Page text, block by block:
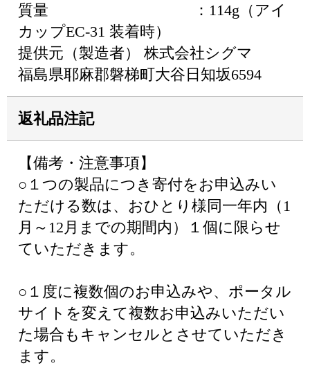
質量 ：114g（アイ
カップEC-31 装着時）
提供元（製造者） 株式会社シグマ
福島県耶麻郡磐梯町大谷日知坂6594
返礼品注記
【備考・注意事項】
○１つの製品につき寄付をお申込みい
ただける数は、おひとり様同一年内（1
月～12月までの期間内）１個に限らせ
ていただきます。
○１度に複数個のお申込みや、ポータル
サイトを変えて複数お申込みいただい
た場合もキャンセルとさせていただき
ます。